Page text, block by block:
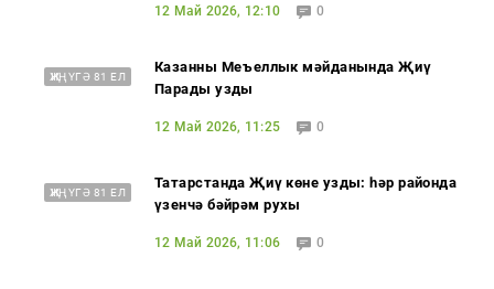
12 Май 2026, 12:10 0
ҖИҢҮГӘ 81 ЕЛ
Казанның Меңъеллык мәйданында Җиңү
Парады узды
12 Май 2026, 11:25 0
ҖИҢҮГӘ 81 ЕЛ
Татарстанда Җиңү көне узды: һәр районда
үзенчә бәйрәм рухы
12 Май 2026, 11:06 0